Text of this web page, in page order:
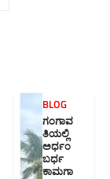
BLOG
ಗಂಗಾವ
ತಿಯಲ್ಲಿ
ಅರ್ಧಂ
ಬರ್ಧ
ಕಾಮಗಾ